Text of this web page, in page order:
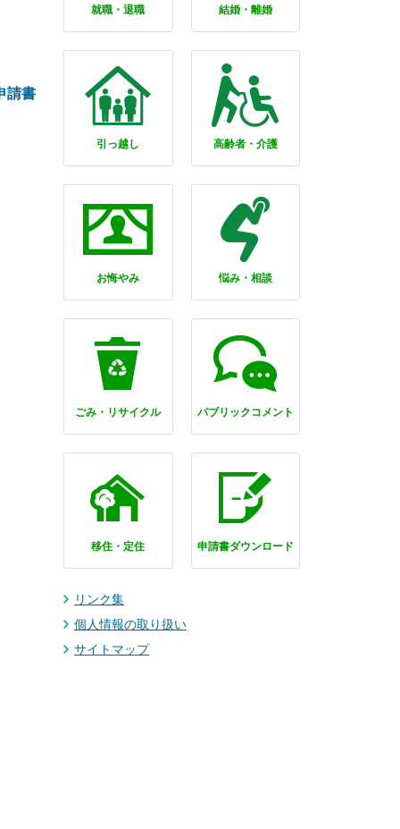
請書
就職・退職 結婚・離婚
引っ越し 高齢者・介護
お悔やみ 悩み・相談
ごみ・リサイクル パブリックコメント
移住・定住 申請書ダウンロード
リンク集
個人情報の取り扱い
サイトマップ